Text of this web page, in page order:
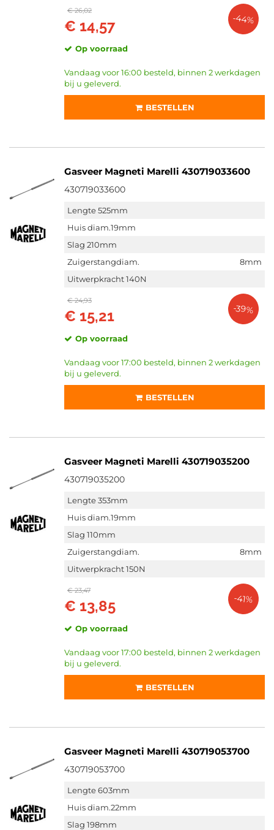
Gasveer, motorkap (11)
Gasveer, dak (9)
VOORRAAD
Niet op voorraad (814)
€ 26,02
€ 14,57 -44%
Op voorraad
Vandaag voor 16:00 besteld, binnen 2 werkdagen
bij u geleverd.
BESTELLEN
Gasveer Magneti Marelli 430719033600
430719033600
Lengte 525mm
Huis diam.19mm
Slag 210mm
Zuigerstangdiam.
8mm
Uitwerpkracht 140N
€ 24,93
€ 15,21 -39%
Op voorraad
Vandaag voor 17:00 besteld, binnen 2 werkdagen
bij u geleverd.
BESTELLEN
Gasveer Magneti Marelli 430719035200
430719035200
Lengte 353mm
Huis diam.19mm
Slag 110mm
Zuigerstangdiam.
8mm
Uitwerpkracht 150N
€ 23,47
€ 13,85 -41%
Op voorraad
Vandaag voor 17:00 besteld, binnen 2 werkdagen
bij u geleverd.
BESTELLEN
Gasveer Magneti Marelli 430719053700
430719053700
Lengte 603mm
Huis diam.22mm
Slag 198mm